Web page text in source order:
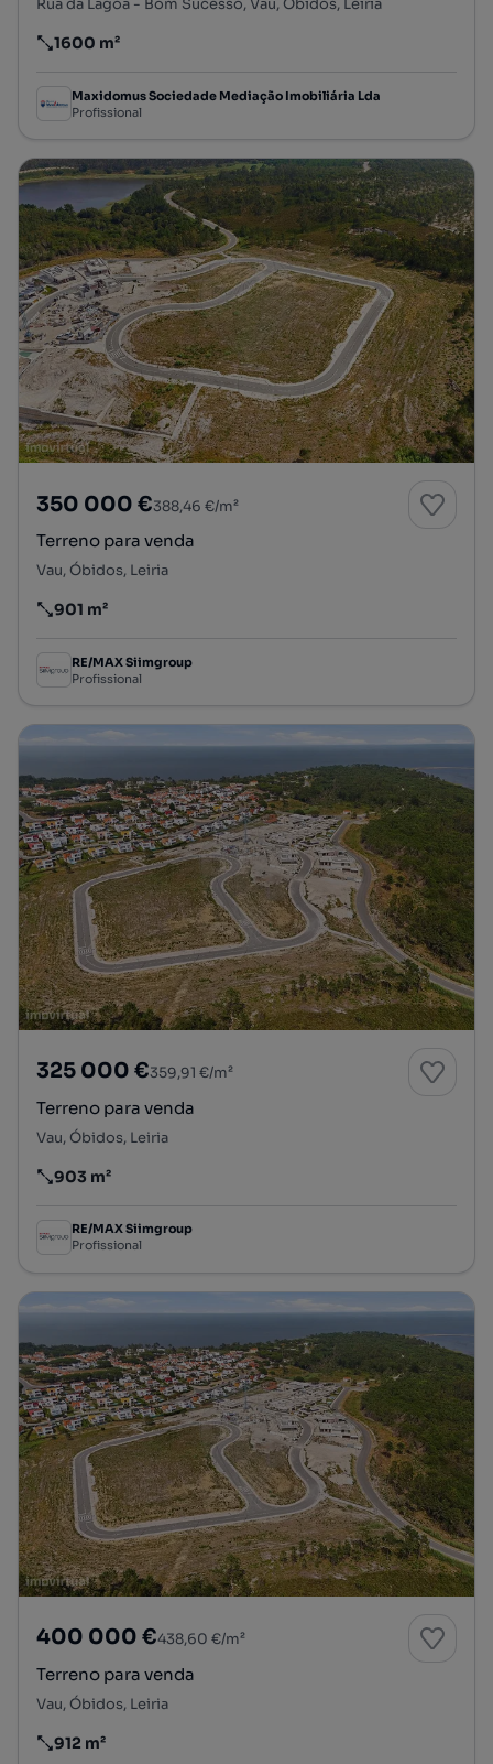
Rua da Lagoa - Bom Sucesso, Vau, Óbidos, Leiria
Preço por metro quadrado
1600 m²
Maxidomus Sociedade Mediação Imobiliária Lda
Profissional
350 000 €388,46 €/m²
Terreno para venda
Vau, Óbidos, Leiria
Preço por metro quadrado
901 m²
RE/MAX Siimgroup
Profissional
325 000 €359,91 €/m²
Terreno para venda
Vau, Óbidos, Leiria
Preço por metro quadrado
903 m²
RE/MAX Siimgroup
Profissional
400 000 €438,60 €/m²
Terreno para venda
Vau, Óbidos, Leiria
Preço por metro quadrado
912 m²